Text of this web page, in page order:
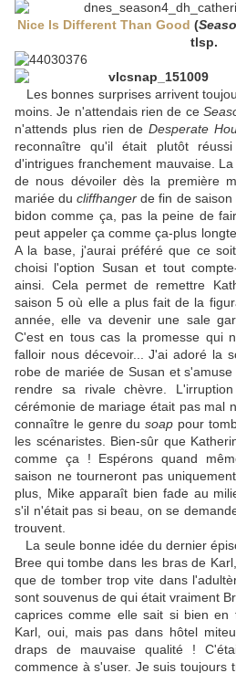
Nice Is Different Than Good (
tlsp.
Les bonnes surprises arrivent
moins. Je n'attendais rien de ce
n'attends plus rien deDesperate
reconnaître qu'il était plutôt
d'intrigues franchement mauvaise.
de nous dévoiler dès la première
mariée ducliffhanger de fin de
bidon comme ça, pas la peine de
peut appeler ça comme ça-plus
A la base, j'aurai préféré que ce
choisi l'option Susan et tout
ainsi. Cela permet de remettre
saison 5 où elle a plus fait de la
année, elle va devenir une sale
C'est en tous cas la promesse qui
falloir nous décevoir... J'ai adoré la
robe de mariée de Susan et
rendre sa rivale chèvre.
cérémonie de mariage était pas mal
connaître le genre dusoap pour
les scénaristes. Bien-sûr que
comme ça ! Espérons quand
saison ne tourneront pas
plus, Mike apparaît bien fade au
s'il n'était pas si beau, on se
trouvent.
La seule bonne idée du dernier
Bree qui tombe dans les bras de
que de tomber trop vite dans
sont souvenus de qui était vraiment
caprices comme elle sait si bien en
Karl, oui, mais pas dans hôtel
draps de mauvaise qualité !
commence à s'user. Je suis toujours